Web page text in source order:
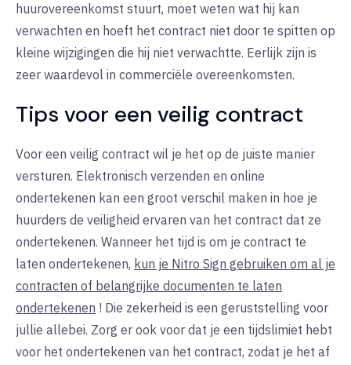
huurovereenkomst stuurt, moet weten wat hij kan
verwachten en hoeft het contract niet door te spitten op
kleine wijzigingen die hij niet verwachtte. Eerlijk zijn is
zeer waardevol in commerciële overeenkomsten.
Tips voor een veilig contract
Voor een veilig contract wil je het op de juiste manier
versturen. Elektronisch verzenden en online
ondertekenen kan een groot verschil maken in hoe je
huurders de veiligheid ervaren van het contract dat ze
ondertekenen. Wanneer het tijd is om je contract te
laten ondertekenen, kun je Nitro Sign gebruiken om al je
contracten of belangrijke documenten te laten
ondertekenen ! Die zekerheid is een geruststelling voor
jullie allebei. Zorg er ook voor dat je een tijdslimiet hebt
voor het ondertekenen van het contract, zodat je het af